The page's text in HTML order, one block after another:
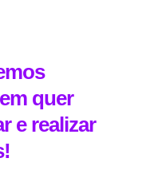
quer
e realizar